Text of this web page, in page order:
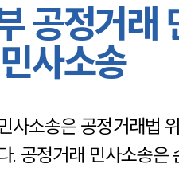
공정거래
사소송
사소송은 공정거래법
. 공정거래 민사소송은